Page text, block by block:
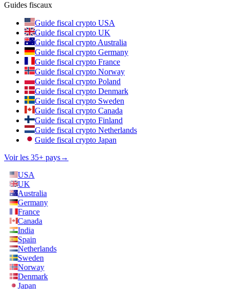
Guides fiscaux
Guide fiscal crypto USA
Guide fiscal crypto UK
Guide fiscal crypto Australia
Guide fiscal crypto Germany
Guide fiscal crypto France
Guide fiscal crypto Norway
Guide fiscal crypto Poland
Guide fiscal crypto Denmark
Guide fiscal crypto Sweden
Guide fiscal crypto Canada
Guide fiscal crypto Finland
Guide fiscal crypto Netherlands
Guide fiscal crypto Japan
Voir les 35+ pays→
USA
UK
Australia
Germany
France
Canada
India
Spain
Netherlands
Sweden
Norway
Denmark
Japan